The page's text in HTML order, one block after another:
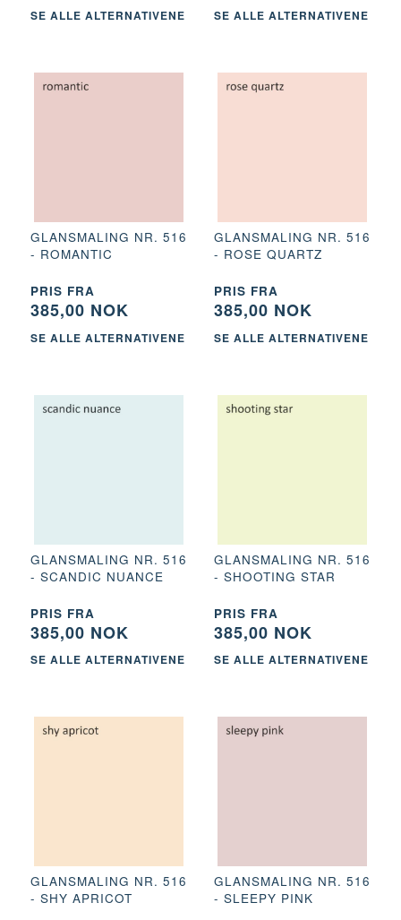
SE ALLE ALTERNATIVENE SE ALLE ALTERNATIVENE
GLANSMALING NR. 516
- ROMANTIC
PRIS FRA
385,00 NOK
SE ALLE ALTERNATIVENE
GLANSMALING NR. 516
- ROSE QUARTZ
PRIS FRA
385,00 NOK
SE ALLE ALTERNATIVENE
GLANSMALING NR. 516
- SCANDIC NUANCE
PRIS FRA
385,00 NOK
SE ALLE ALTERNATIVENE
GLANSMALING NR. 516
- SHOOTING STAR
PRIS FRA
385,00 NOK
SE ALLE ALTERNATIVENE
GLANSMALING NR. 516
- SHY APRICOT
GLANSMALING NR. 516
- SLEEPY PINK